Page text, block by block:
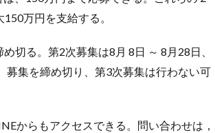
万円を支給する。
切る。第2次募集は8月 8日 ～ 8月28日、
募集を締め切り、第3次募集は行わない可
からもアクセスできる。問い合わせは，